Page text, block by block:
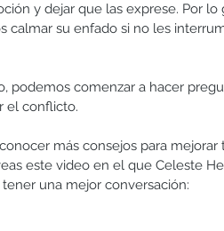
y dejar que las exprese. Por lo
calmar su enfado si no les
podemos comenzar a hacer
el conflicto.
más consejos para mejorar
este video en el que Celeste
una mejor conversación: